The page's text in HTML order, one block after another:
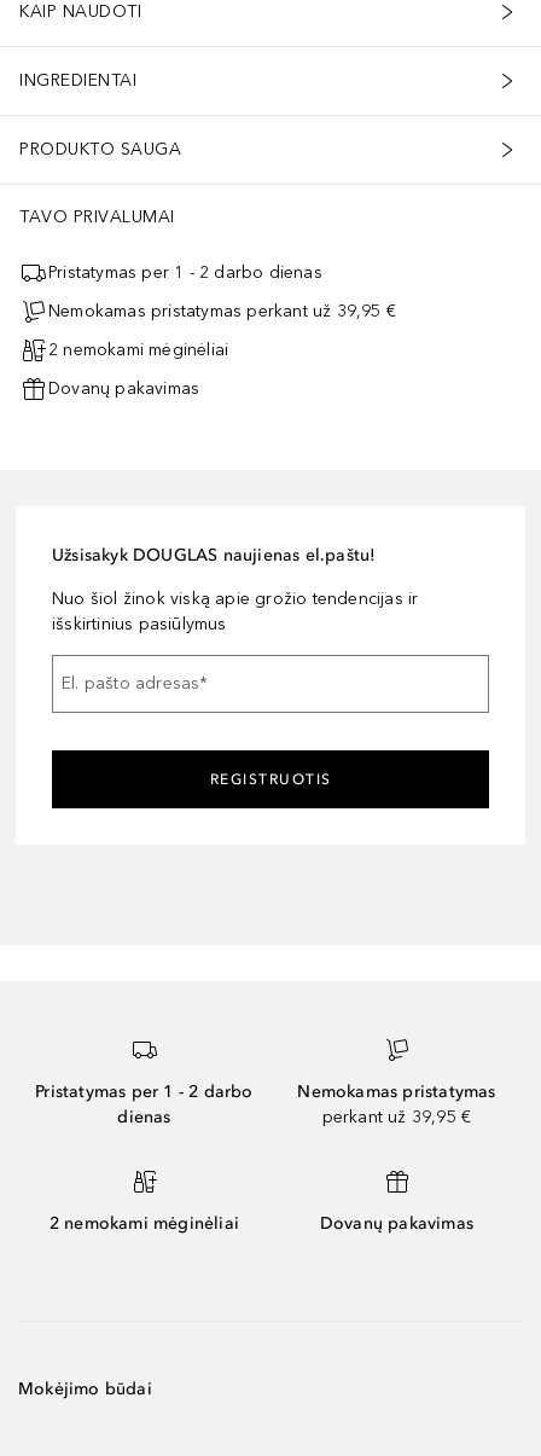
KAIP NAUDOTI
INGREDIENTAI
PRODUKTO SAUGA
TAVO PRIVALUMAI
Pristatymas per 1 - 2 darbo dienas
Nemokamas pristatymas perkant už 39,95 €
2 nemokami mėginėliai
Dovanų pakavimas
Užsisakyk DOUGLAS naujienas el.paštu!
Nuo šiol žinok viską apie grožio tendencijas ir
išskirtinius pasiūlymus
El. pašto adresas*
REGISTRUOTIS
Pristatymas per 1 - 2 darbo
dienas
Nemokamas pristatymas
perkant už 39,95 €
2 nemokami mėginėliai Dovanų pakavimas
Mokėjimo būdai